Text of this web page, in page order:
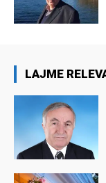
LAJME